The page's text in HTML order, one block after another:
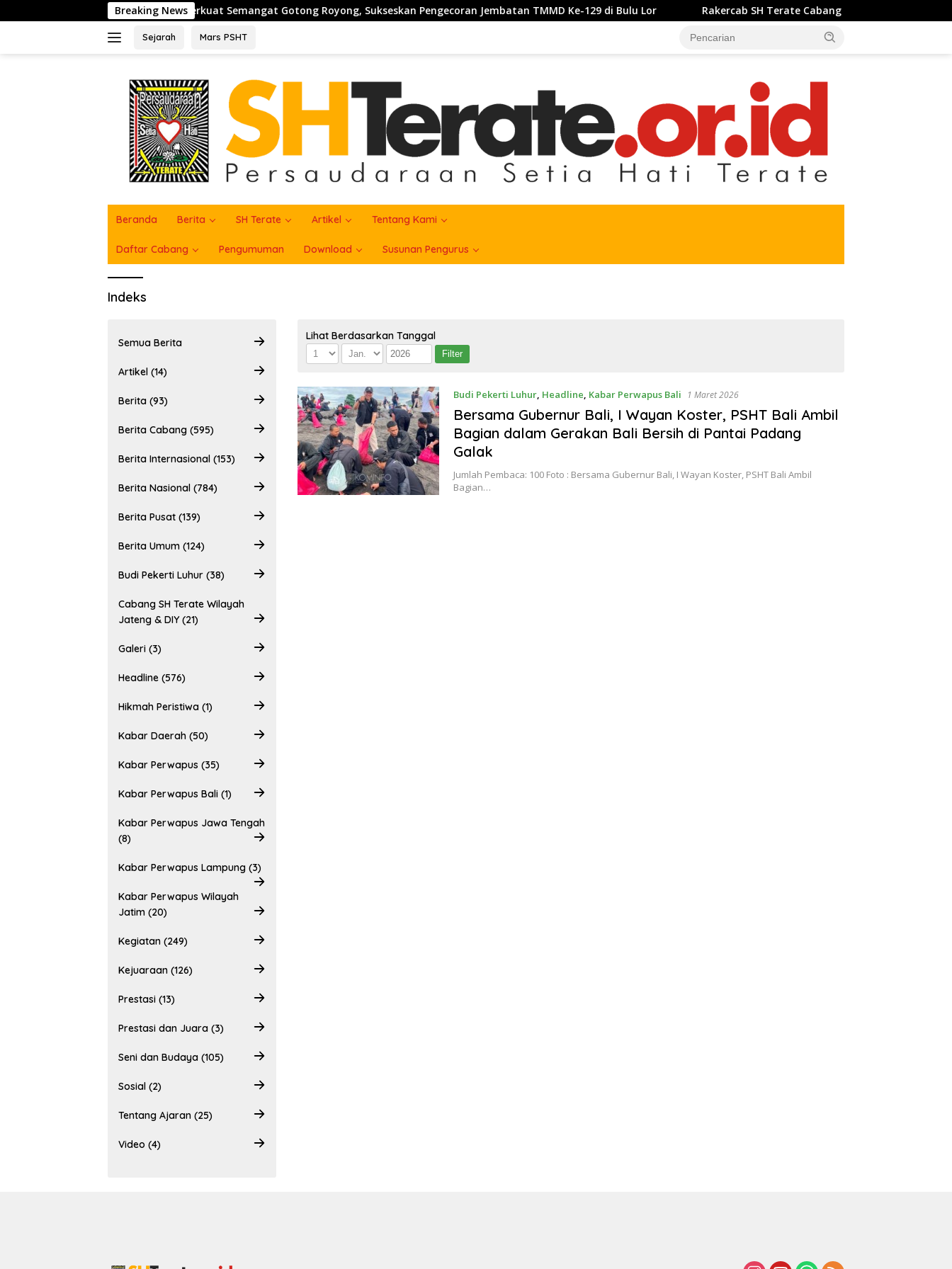
ke
Breaking News
PSHT Bersama TNI Perkuat Semangat Gotong Royong, Sukseskan Pengecoran Jembatan TMMD Ke-129 di Bulu Lor Rakercab SH Terate Cabang Kabupatrn Karawang
Sejarah Mars PSHT
Beranda Berita SH Terate Artikel Tentang Kami
Daftar Cabang Pengumuman Download Susunan Pengurus
Indeks
Semua Berita
Artikel (14)
Berita (93)
Berita Cabang (595)
Berita Internasional (153)
Berita Nasional (784)
Berita Pusat (139)
Berita Umum (124)
Budi Pekerti Luhur (38)
Cabang SH Terate Wilayah
Jateng & DIY (21)
Galeri (3)
Headline (576)
Hikmah Peristiwa (1)
Kabar Daerah (50)
Kabar Perwapus (35)
Kabar Perwapus Bali (1)
Kabar Perwapus Jawa Tengah
(8)
Kabar Perwapus Lampung (3)
Kabar Perwapus Wilayah
Jatim (20)
Kegiatan (249)
Kejuaraan (126)
Prestasi (13)
Prestasi dan Juara (3)
Seni dan Budaya (105)
Sosial (2)
Tentang Ajaran (25)
Video (4)
Lihat Berdasarkan Tanggal
Budi Pekerti Luhur, Headline, Kabar Perwapus Bali 1 Maret 2026
Bersama Gubernur Bali, I Wayan Koster, PSHT Bali Ambil
Bagian dalam Gerakan Bali Bersih di Pantai Padang
Galak
Jumlah Pembaca: 100 Foto : Bersama Gubernur Bali, I Wayan Koster, PSHT Bali Ambil
Bagian…